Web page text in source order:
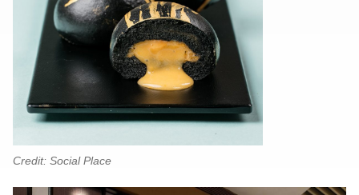
Credit: Social Place